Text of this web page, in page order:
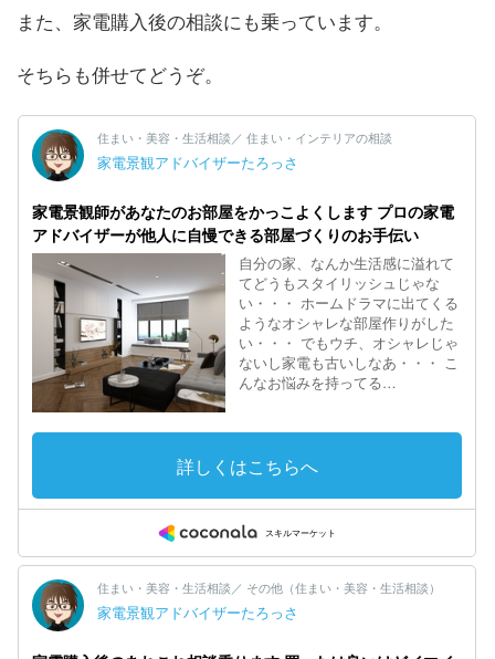
また、家電購入後の相談にも乗っています。
そちらも併せてどうぞ。